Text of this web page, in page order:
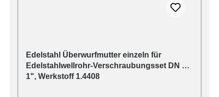
Edelstahl Überwurfmutter einzeln für
Edelstahlwellrohr-Verschraubungsset DN 20,
1", Werkstoff 1.4408